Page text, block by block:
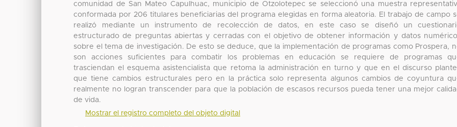
comunidad de San Mateo Capulhuac, municipio de Otzolotepec se seleccionó una muestra
conformada por 206 titulares beneficiarias del programa elegidas en forma aleatoria. El trabajo de campo
realizó mediante un instrumento de recolección de datos, en este caso se diseñó un
estructurado de preguntas abiertas y cerradas con el objetivo de obtener información y datos
sobre el tema de investigación. De esto se deduce, que la implementación de programas como Prospera,
son acciones suficientes para combatir los problemas en educación se requiere de programas
trasciendan el esquema asistencialista que retoma la administración en turno y que en el discurso
que tiene cambios estructurales pero en la práctica solo representa algunos cambios de coyuntura
realmente no logran transcender para que la población de escasos recursos pueda tener una mejor
de vida.
Mostrar el registro completo del objeto digital